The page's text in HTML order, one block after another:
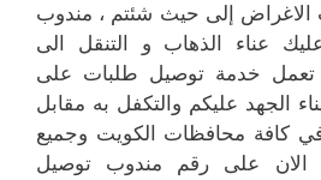
الاغراض إلى حيث شئتم ، مندوب
عناء الذهاب و التنقل الى
تعمل خدمة توصيل طلبات على
الجهد عليكم والتكفل به مقابل
كافة محافظات الكويت وجميع
الان على رقم مندوب توصيل